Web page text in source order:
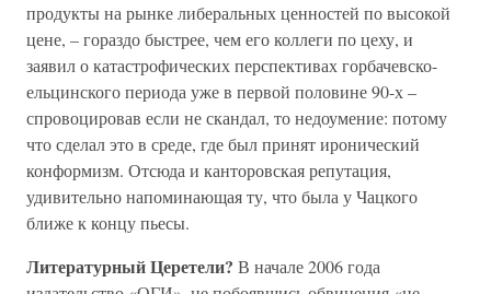
продукты на рынке либеральных ценностей по высокой
цене, – гораздо быстрее, чем его коллеги по цеху, и
заявил о катастрофических перспективах горбачевско-
ельцинского периода уже в первой половине 90-х –
спровоцировав если не скандал, то недоумение: потому
что сделал это в среде, где был принят иронический
конформизм. Отсюда и канторовская репутация,
удивительно напоминающая ту, что была у Чацкого
ближе к концу пьесы.
Литературный Церетели? В начале 2006 года